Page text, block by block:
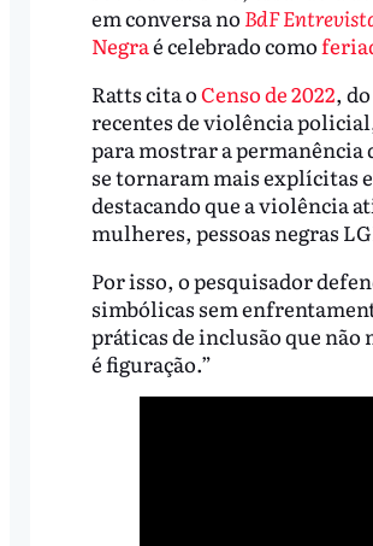
em conversa no BdF
Negraé celebrado como
Ratts cita oCenso de 2022,
recentes de violência
para mostrar a
se tornaram mais explícitas
destacando que a violência
mulheres, pessoas negras
Por isso, o pesquisador
simbólicas sem
práticas de inclusão que não
é figuração.”